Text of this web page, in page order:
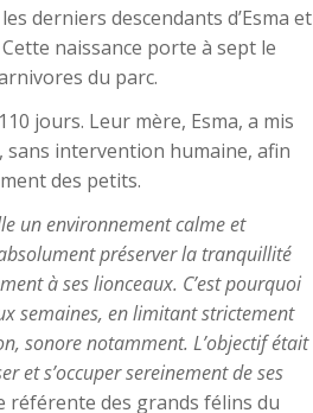
derniers descendants d’Esma et
naissance porte à sept le
du parc.
jours. Leur mère, Esma, a mis
sans intervention humaine, afin
des petits.
un environnement calme et
préserver la tranquillité
à ses lionceaux. C’est pourquoi
semaines, en limitant strictement
sonore notamment. L’objectif était
et s’occuper sereinement de ses
référente des grands félins du